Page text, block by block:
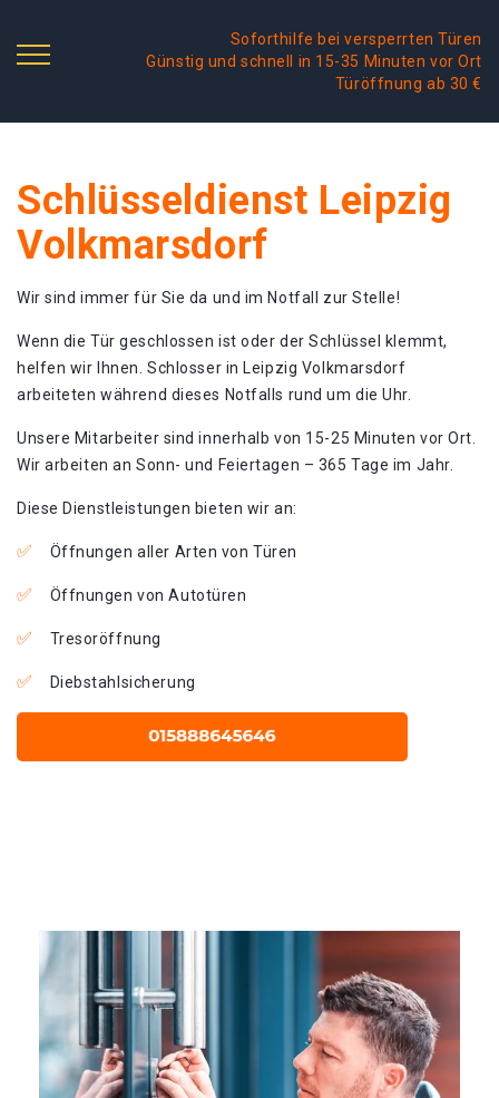
Soforthilfe bei versperrten Türen
Günstig und schnell in 15-35 Minuten vor Ort
Türöffnung ab 30 €
Schlüsseldienst Leipzig
Volkmarsdorf
Wir sind immer für Sie da und im Notfall zur Stelle!
Wenn die Tür geschlossen ist oder der Schlüssel klemmt,
helfen wir Ihnen. Schlosser in Leipzig Volkmarsdorf
arbeiteten während dieses Notfalls rund um die Uhr.
Unsere Mitarbeiter sind innerhalb von 15-25 Minuten vor Ort.
Wir arbeiten an Sonn- und Feiertagen – 365 Tage im Jahr.
Diese Dienstleistungen bieten wir an:
Öffnungen aller Arten von Türen
Öffnungen von Autotüren
Tresoröffnung
Diebstahlsicherung